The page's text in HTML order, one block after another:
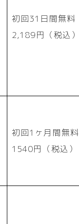
初回31日間無料
2,189円（税込）
初回1ヶ月間無料
1540円（税込）